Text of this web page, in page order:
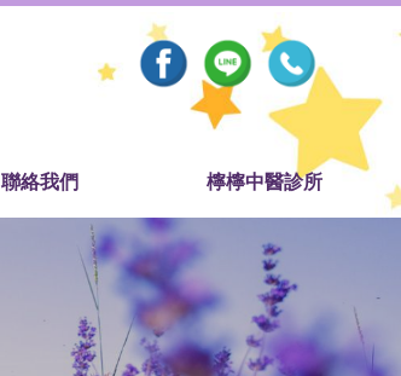
聯絡我們 檸檸中醫診所